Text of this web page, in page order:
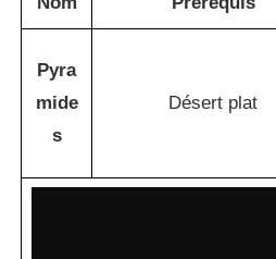
Pyra
mide
s
Désert plat